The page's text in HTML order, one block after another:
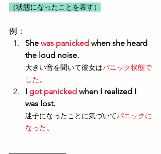
（状態になったことを表す）
例：
She was panicked when she heard
the loud noise.
大きい音を聞いて彼女はパニック状態で
した。
I got panicked when I realized I
was lost.
迷子になったことに気づいてパニックに
なった。